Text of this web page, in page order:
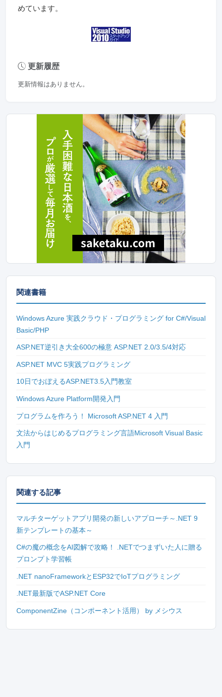
めています。
更新履歴
更新情報はありません。
関連書籍
Windows Azure 実践クラウド・プログラミング for C#/Visual
Basic/PHP
ASP.NET逆引き大全600の極意 ASP.NET 2.0/3.5/4対応
ASP.NET MVC 5実践プログラミング
10日でおぼえるASP.NET3.5入門教室
Windows Azure Platform開発入門
プログラムを作ろう！ Microsoft ASP.NET 4 入門
文法からはじめるプログラミング言語Microsoft Visual Basic
入門
関連する記事
マルチターゲットアプリ開発の新しいアプローチ～.NET 9
新テンプレートの基本～
C#の魔の概念をAI図解で攻略！ .NETでつまずいた人に贈る
プロンプト学習帳
.NET nanoFrameworkとESP32でIoTプログラミング
.NET最新版でASP.NET Core
ComponentZine（コンポーネント活用） by メシウス